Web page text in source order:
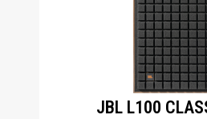
JBL L100